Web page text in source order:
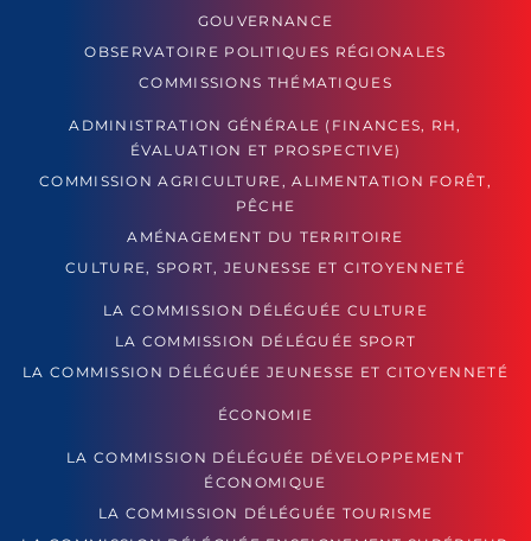
GOUVERNANCE
OBSERVATOIRE POLITIQUES RÉGIONALES
COMMISSIONS THÉMATIQUES
ADMINISTRATION GÉNÉRALE (FINANCES, RH,
ÉVALUATION ET PROSPECTIVE)
COMMISSION AGRICULTURE, ALIMENTATION FORÊT,
PÊCHE
AMÉNAGEMENT DU TERRITOIRE
CULTURE, SPORT, JEUNESSE ET CITOYENNETÉ
LA COMMISSION DÉLÉGUÉE CULTURE
LA COMMISSION DÉLÉGUÉE SPORT
LA COMMISSION DÉLÉGUÉE JEUNESSE ET CITOYENNETÉ
ÉCONOMIE
LA COMMISSION DÉLÉGUÉE DÉVELOPPEMENT
ÉCONOMIQUE
LA COMMISSION DÉLÉGUÉE TOURISME